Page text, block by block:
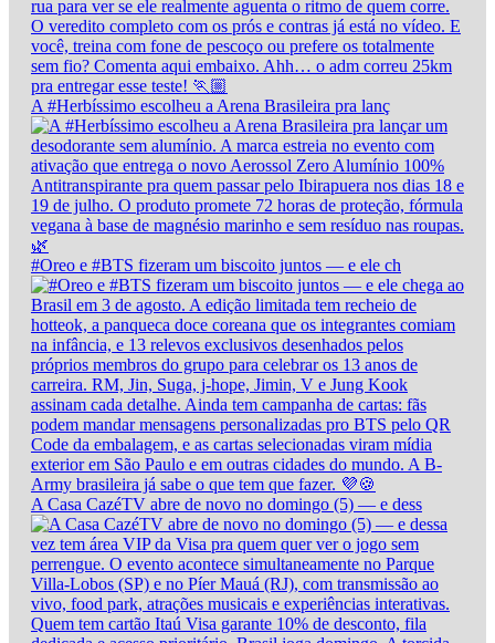
A #Herbíssimo escolheu a Arena Brasileira pra lanç
#Oreo e #BTS fizeram um biscoito juntos — e ele ch
A Casa CazéTV abre de novo no domingo (5) — e dess